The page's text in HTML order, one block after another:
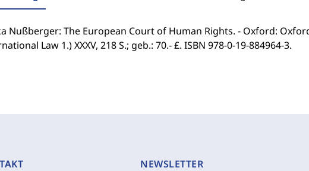
Nußberger: The European Court of Human Rights. - Oxford:
Law 1.) XXXV, 218 S.; geb.: 70.- £. ISBN 978-0-19-884964-3.
NEWSLETTER